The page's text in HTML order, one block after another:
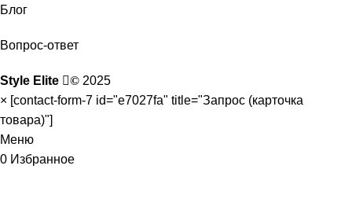
Блог
Вопрос-ответ
Style Elite © 2025
× [contact-form-7 id="e7027fa" title="Запрос (карточка
товара)"]
Меню
0 Избранное